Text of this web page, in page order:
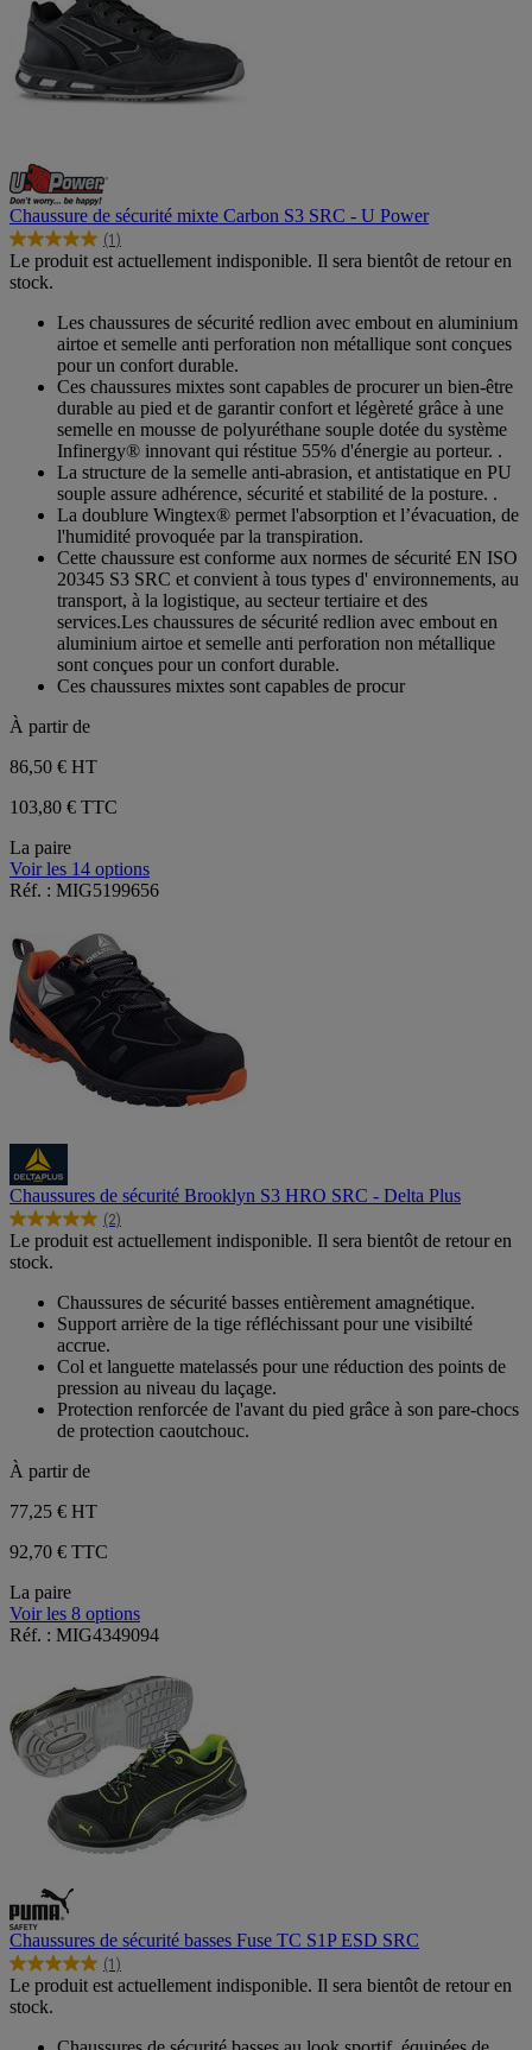
Chaussure de sécurité mixte Carbon S3 SRC - U Power
(1)
5.0
sur
5
étoiles.
Le produit est actuellement indisponible. Il sera bientôt de retour en
stock.
Les chaussures de sécurité redlion avec embout en aluminium
airtoe et semelle anti perforation non métallique sont conçues
pour un confort durable.
Ces chaussures mixtes sont capables de procurer un bien-être
durable au pied et de garantir confort et légèreté grâce à une
semelle en mousse de polyuréthane souple dotée du système
Infinergy® innovant qui réstitue 55% d'énergie au porteur. .
La structure de la semelle anti-abrasion, et antistatique en PU
souple assure adhérence, sécurité et stabilité de la posture. .
La doublure Wingtex® permet l'absorption et l’évacuation, de
l'humidité provoquée par la transpiration.
Cette chaussure est conforme aux normes de sécurité EN ISO
20345 S3 SRC et convient à tous types d' environnements, au
transport, à la logistique, au secteur tertiaire et des
services.Les chaussures de sécurité redlion avec embout en
aluminium airtoe et semelle anti perforation non métallique
sont conçues pour un confort durable.
Ces chaussures mixtes sont capables de procur
À partir de
86,50 € HT
103,80 € TTC
La paire
Voir les 14 options
Réf. : MIG5199656
Chaussures de sécurité Brooklyn S3 HRO SRC - Delta Plus
(2)
5.0
sur
5
étoiles.
Le produit est actuellement indisponible. Il sera bientôt de retour en
stock.
Chaussures de sécurité basses entièrement amagnétique.
Support arrière de la tige réfléchissant pour une visibilté
accrue.
Col et languette matelassés pour une réduction des points de
pression au niveau du laçage.
Protection renforcée de l'avant du pied grâce à son pare-chocs
de protection caoutchouc.
À partir de
77,25 € HT
92,70 € TTC
La paire
Voir les 8 options
Réf. : MIG4349094
Chaussures de sécurité basses Fuse TC S1P ESD SRC
(1)
5.0
sur
5
étoiles.
Le produit est actuellement indisponible. Il sera bientôt de retour en
stock.